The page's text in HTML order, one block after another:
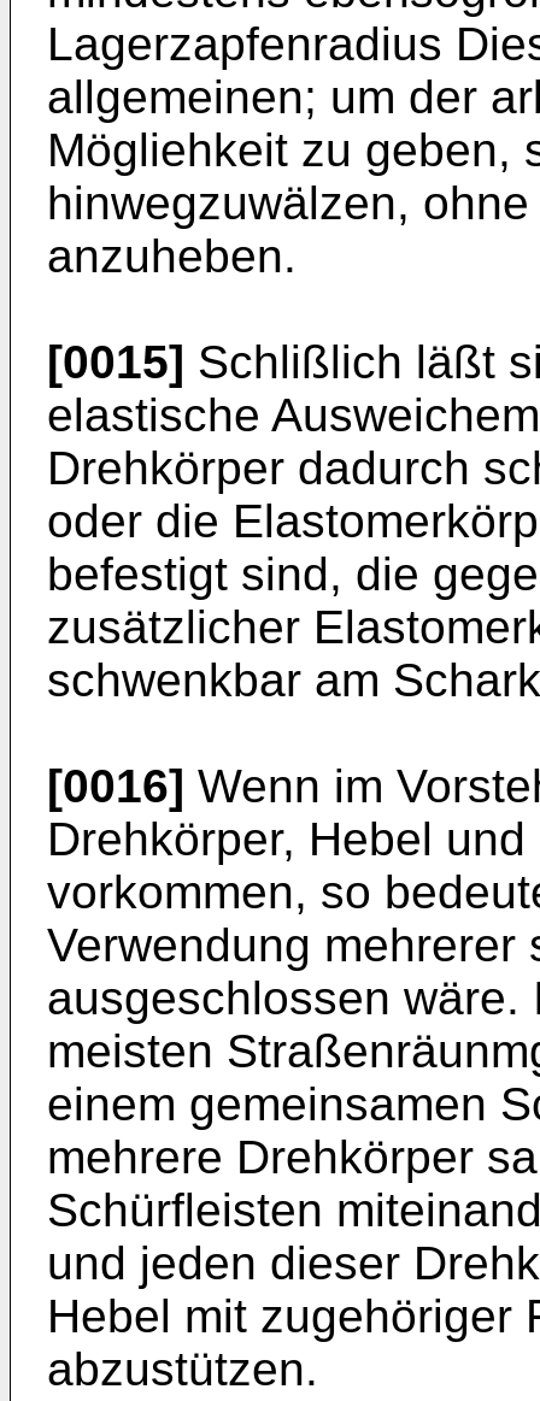
Lagerzapfenradius
allgemeinen; um der
Mögliehkeit zu geben,
hinwegzuwälzen,
anzuheben.
[0015] Schlißlich läßt
elastische
Drehkörper dadurch
oder die
befestigt sind, die
zusätzlicher
schwenkbar am
[0016] Wenn im
Drehkörper, Hebel
vorkommen, so
Verwendung mehrerer
ausgeschlossen
meisten
einem gemeinsamen
mehrere Drehkörper
Schürfleisten
und jeden dieser
Hebel mit zugehöriger
abzustützen.